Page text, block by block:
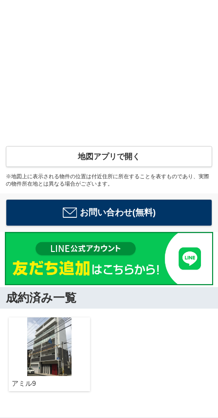
地図アプリで開く
※地図上に表示される物件の位置は付近住所に所在することを表すものであり、実際
の物件所在地とは異なる場合がございます。
お問い合わせ(無料)
成約済み一覧
アミル9